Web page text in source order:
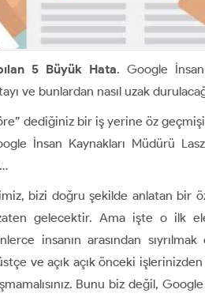
5 Büyük Hata. Google
ve bunlardan nasıl uzak
dediğiniz bir iş yerine öz
İnsan Kaynakları Müdürü
bizi doğru şekilde anlatan bir
gelecektir. Ama işte o ilk
insanın arasından
ve açık açık önceki
Bunu biz değil,